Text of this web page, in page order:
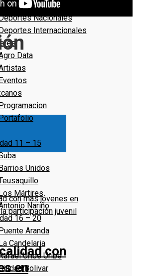
Locales
Nacionales
Internacionales
Data
11 – 15
Unidos
Mártires
Nariño
16 – 20
Aranda
Candelaria
Uribe Uribe
Bolivar
con
en